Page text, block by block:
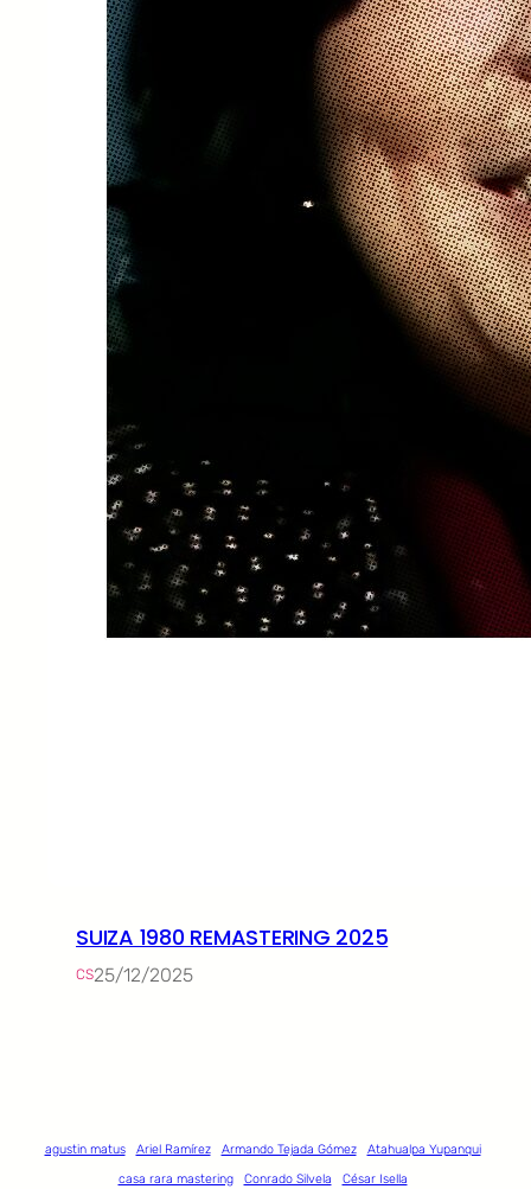
SUIZA 1980 REMASTERING 2025
CS25/12/2025
agustin matus Ariel Ramírez Armando Tejada Gómez
Atahualpa Yupanqui
casa rara mastering
Conrado Silvela
César Isella